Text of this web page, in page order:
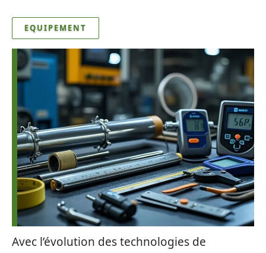
EQUIPEMENT
Avec l’évolution des technologies de